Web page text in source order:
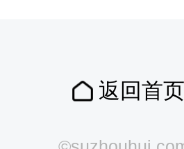
返回首页